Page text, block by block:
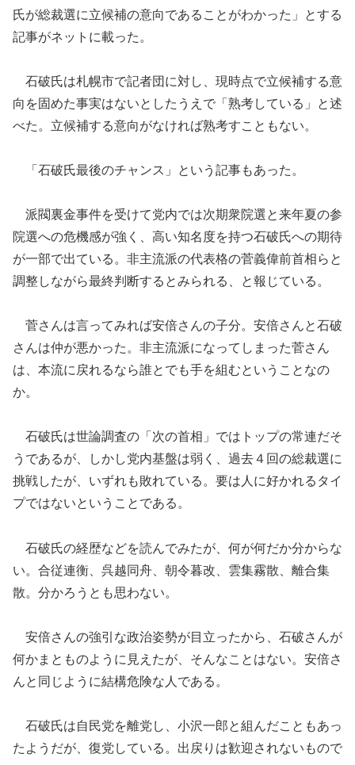
氏が総裁選に立候補の意向であることがわかった」とする
記事がネットに載った。
石破氏は札幌市で記者団に対し、 現時点で立候補する意
向を固めた事実はないと したうえで「熟考している」と述
べた。 立候補する意向がなければ熟考すこともない。
「石破氏最後のチャンス」という記事もあった。
派閥裏金事件を受けて党内では次期衆院選と来年夏の参
院選への危機感が強く、高い知名度を持つ石破氏への期待
が一部で出ている。非主流派の代表格の菅義偉前首相らと
調整しながら最終判断するとみられる
、と報じている。
菅さんは言ってみれば安倍さんの子分。安倍さんと石破
さんは仲が悪かった。 非主流派になってしまった菅さん
は、本流に戻れるなら誰とでも手を組 むということなの
か。
石破氏は世論調査の「次の首相」ではトップの常連だそ
うであるが、しかし党内基盤は弱く 過去４ 回の総裁選に
挑戦したが、いずれも敗れている。要は人に好かれるタイ
プではないということである。
石破氏の経歴などを読んでみたが、何が何だか分からな
い。 合従連衡 呉越同舟 朝令暮改 雲集霧散
離合集
散。 分かろうとも思わない。
安倍さんの強引な政治姿勢が目立ったから、石破さんが
何かまとものように見えたが、そんなことはない。安倍さ
んと同じように結構危険な人である。
石破氏は自民党を離党し、小沢一郎と組んだこともあっ
たようだが、復党している 。 出戻りは歓迎されないもので